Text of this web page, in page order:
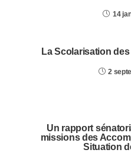
14
La Scolarisation
2
Un rapport
missions des
Situation